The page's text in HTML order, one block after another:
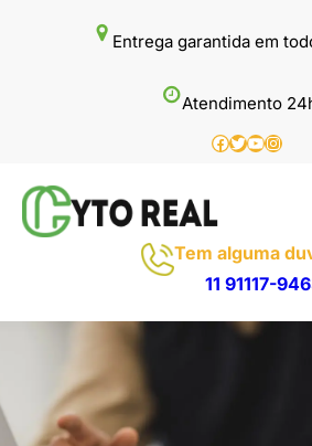
Entrega garantida em
Atendimento
Facebook
Twitter
Youtube
Tem alguma
11 91117-